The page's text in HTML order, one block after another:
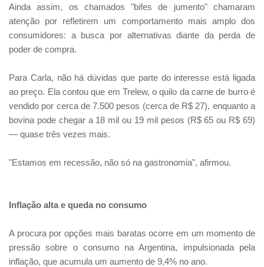
Ainda assim, os chamados "bifes de jumento" chamaram
atenção por refletirem um comportamento mais amplo dos
consumidores: a busca por alternativas diante da perda de
poder de compra.
Para Carla, não há dúvidas que parte do interesse está ligada
ao preço. Ela contou que em Trelew, o quilo da carne de burro é
vendido por cerca de 7.500 pesos (cerca de R$ 27), enquanto a
bovina pode chegar a 18 mil ou 19 mil pesos (R$ 65 ou R$ 69)
— quase três vezes mais.
"Estamos em recessão, não só na gastronomia", afirmou.
Inflação alta e queda no consumo
A procura por opções mais baratas ocorre em um momento de
pressão sobre o consumo na Argentina, impulsionada pela
inflação, que acumula um aumento de 9,4% no ano.